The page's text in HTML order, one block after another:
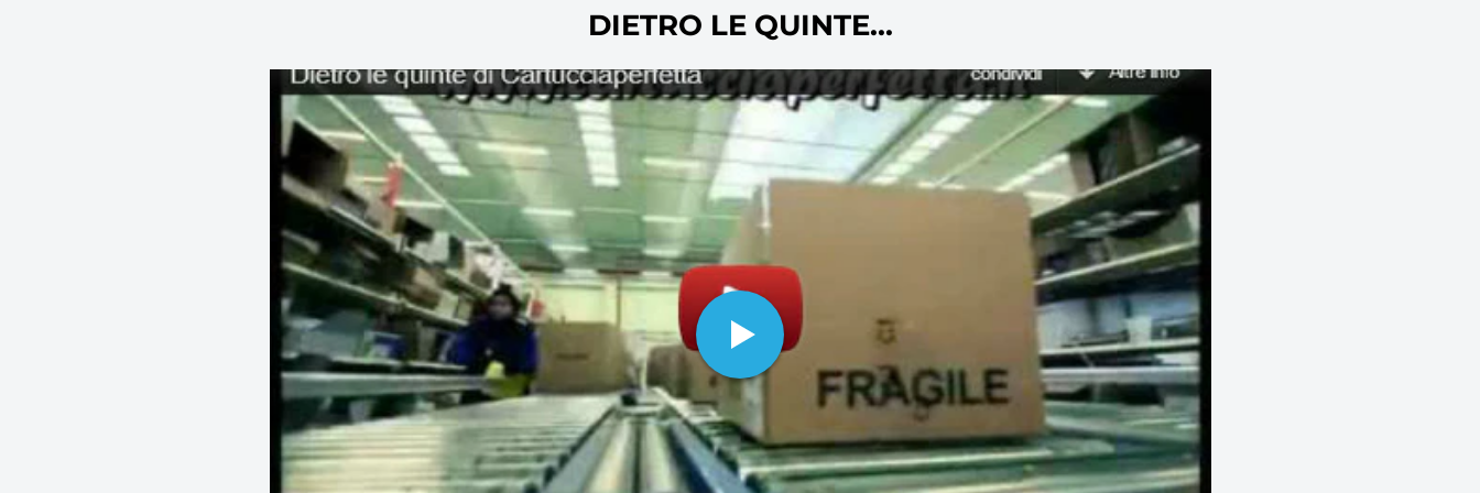
oltre ovviamente alla carta per stampanti e fotocopie.
DIETRO LE QUINTE...